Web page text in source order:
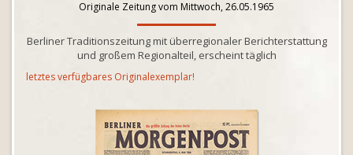
Originale Zeitung vom Mittwoch, 26.05.1965
Berliner Traditionszeitung mit überregionaler Berichterstattung
und großem Regionalteil, erscheint täglich
letztes verfügbares Originalexemplar!